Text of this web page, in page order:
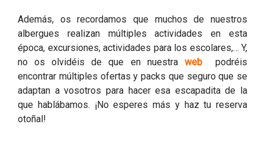
Además, os recordamos que muchos de nuestros
albergues realizan múltiples actividades en esta
época, excursiones, actividades para los escolares,… Y,
no os olvidéis de que en nuestra webpodréis
encontrar múltiples ofertas y packs que seguro que se
adaptan a vosotros para hacer esa escapadita de la
que hablábamos. ¡No esperes más y haz tu reserva
otoñal!